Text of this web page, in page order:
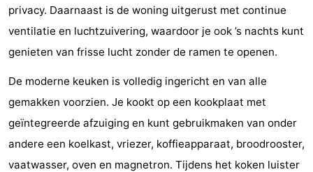
minutes
Strand
Zien
doen
-
Musea
-
Monumenten
-
privacy. Daarnaast is de woning uitgerust met continue
ventilatie en luchtzuivering, waardoor je ook ’s nachts kunt
genieten van frisse lucht zonder de ramen te openen.
De moderne keuken is volledig ingericht en van alle
gemakken voorzien. Je kookt op een kookplaat met
geïntegreerde afzuiging en kunt gebruikmaken van onder
andere een koelkast, vriezer, koffieapparaat, broodrooster,
vaatwasser, oven en magnetron. Tijdens het koken luister